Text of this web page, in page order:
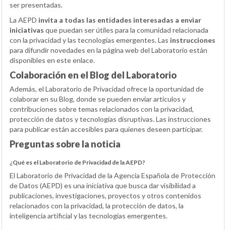
ser presentadas.
La AEPD invita a todas las entidades interesadas a enviar
iniciativas que puedan ser útiles para la comunidad relacionada
con la privacidad y las tecnologías emergentes. Las instrucciones
para difundir novedades en la página web del Laboratorio están
disponibles en este enlace.
Colaboración en el Blog del Laboratorio
Además, el Laboratorio de Privacidad ofrece la oportunidad de
colaborar en su Blog, donde se pueden enviar artículos y
contribuciones sobre temas relacionados con la privacidad,
protección de datos y tecnologías disruptivas. Las instrucciones
para publicar están accesibles para quienes deseen participar.
Preguntas sobre la noticia
¿Qué es el Laboratorio de Privacidad de la AEPD?
El Laboratorio de Privacidad de la Agencia Española de Protección
de Datos (AEPD) es una iniciativa que busca dar visibilidad a
publicaciones, investigaciones, proyectos y otros contenidos
relacionados con la privacidad, la protección de datos, la
inteligencia artificial y las tecnologías emergentes.